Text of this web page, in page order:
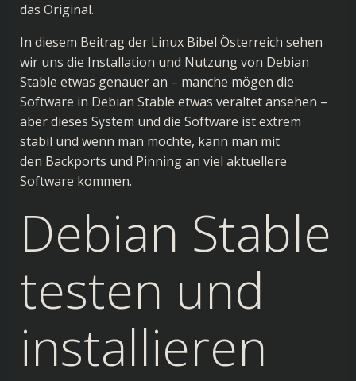
das Original.
In diesem Beitrag der Linux Bibel Österreich sehen
wir uns die Installation und Nutzung von Debian
Stable etwas genauer an – manche mögen die
Software in Debian Stable etwas veraltet ansehen –
aber dieses System und die Software ist extrem
stabil und wenn man möchte, kann man mit
den Backports und Pinningan viel aktuellere
Software kommen.
Debian Stable
testen und
installieren